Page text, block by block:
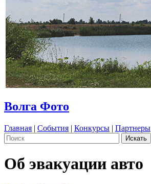
Волга Фото
Главная | События | Конкурсы | Партнеры
Об эвакуации авто